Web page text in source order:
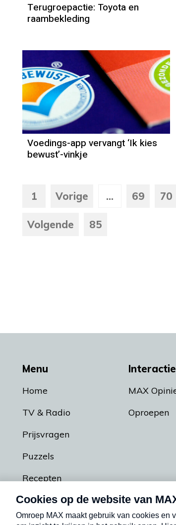
Terugroepactie: Toyota en
raambekleding
Voedings-app vervangt ‘Ik kies
bewust’-vinkje
1 Vorige ... 69 70
Volgende 85
Menu
Home
TV & Radio
Prijsvragen
Puzzels
Recepten
Podcasts
Interactie
MAX
Oproepen